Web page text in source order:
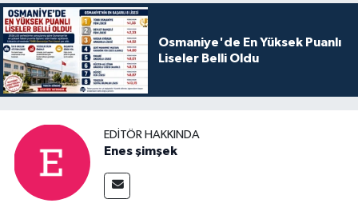
Osmaniye'de En Yüksek Puanlı
Liseler Belli Oldu
EDITÖR HAKKINDA
Enes şimşek